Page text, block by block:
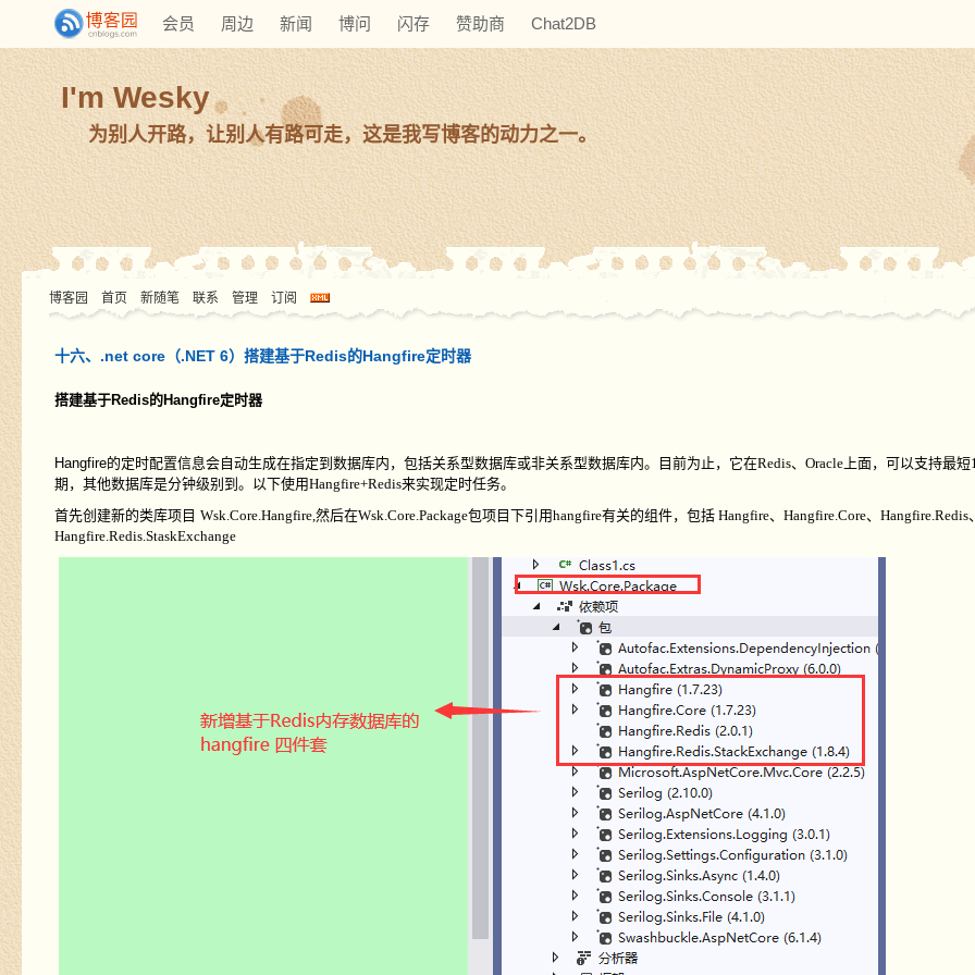
会员 周边 新闻 博问 闪存 赞助商 Chat2DB
I'm Wesky
为别人开路，让别人有路可走，这是我写博客的动力之一。
博客园 首页 新随笔 联系 管理 订阅
十六、.net core（.NET 6）搭建基于Redis的Hangfire定时器
搭建基于Redis的Hangfire定时器
Hangfire的定时配置信息会自动生成在指定到数据库内，包括关系型数据库或非关系型数据库内。目前为止，它在Redis、 Oracle上面，可以支持最短
期，其他数据库是分钟级别到。以下使用Hangfire+Redis来实现定时任务。
首先创建新的类库项目 Wsk.Core.Hangfire,然后在Wsk.Core.Package包项目下引用hangfire有关的组件，包括 Hangfire、 Hangfire.Core、 Hangfire.Redis
Hangfire.Redis.StaskExchange